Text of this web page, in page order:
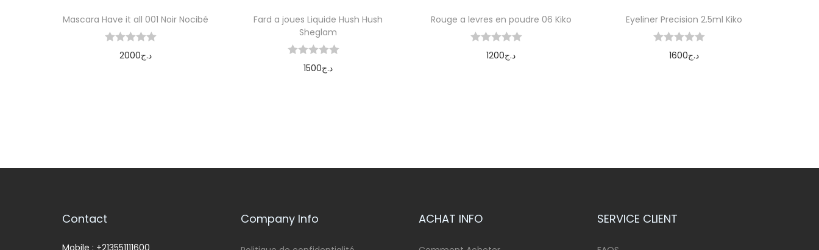
Mascara Have it all 001 Noir Nocibé
2000د.ج
Fard a joues Liquide Hush Hush
Sheglam
1500د.ج
Rouge a levres en poudre 06 Kiko
1200د.ج
Eyeliner Precision 2.5ml Kiko
1600د.ج
Contact
Mobile : +213551111600
Company Info ACHAT INFO SERVICE CLIENT